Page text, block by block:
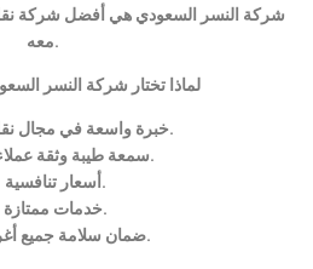
شركة النسر السعودي هي أفضل شركة
معه.
لماذا تختار شركة النسر
خبرة واسعة في مجال نقل العفش.
سمعة طيبة وثقة عملاء كبيرة.
أسعار تنافسية.
خدمات ممتازة.
ضمان سلامة جميع أغراضك.